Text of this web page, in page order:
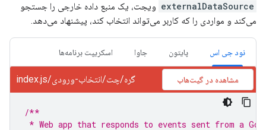
externalDataSource ویجت، یک منبع داده خارجی را جستجو
می‌کند و مواردی را که کاربر می‌تواند انتخاب کند، پیشنهاد می‌دهد.
نود جی اس پایتون جاوا اسکریپت برنامه‌ها
گره/چت/انتخاب-ورودی/index.js مشاهده در گیت‌هاب
/**
* Web app that responds to events sent from a